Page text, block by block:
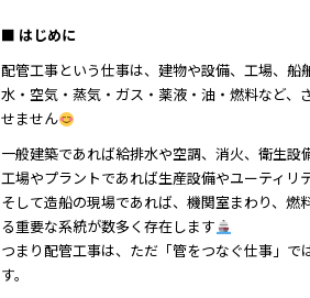
■ はじめに
配管工事という仕事は、建物や設備、工場、船
水・空気・蒸気・ガス・薬液・油・燃料など
せません
一般建築であれば給排水や空調、消火、衛生設備
工場やプラントであれば生産設備やユーティリテ
そして造船の現場であれば、機関室まわり、
る重要な系統が数多く存在します
つまり配管工事は、ただ「管をつなぐ仕事」
す。